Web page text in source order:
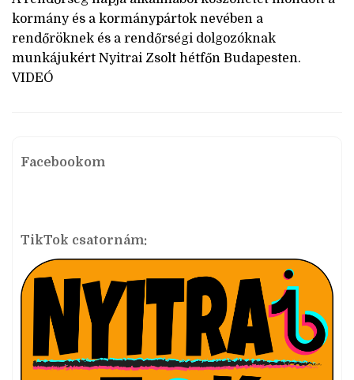
kormány és a kormánypártok nevében a
rendőröknek és a rendőrségi dolgozóknak
munkájukért Nyitrai Zsolt hétfőn Budapesten.
VIDEÓ
Facebookom
TikTok csatornám: